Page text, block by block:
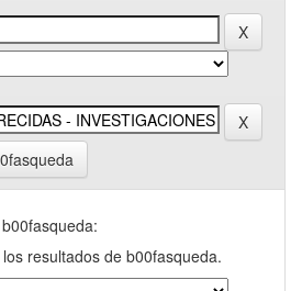
resultados de b00fasqueda.